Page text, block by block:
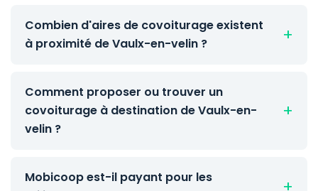
Combien d'aires de covoiturage existent
à proximité de Vaulx-en-velin ?
Comment proposer ou trouver un
covoiturage à destination de Vaulx-en-
velin ?
Mobicoop est-il payant pour les